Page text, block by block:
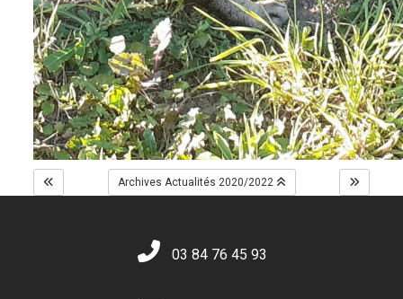
Archives Actualités 2020/2022
03 84 76 45 93